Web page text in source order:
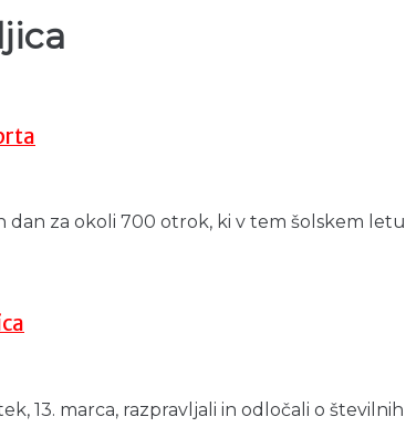
dan za okoli 700 otrok, ki v tem šolskem
13. marca, razpravljali in odločali o